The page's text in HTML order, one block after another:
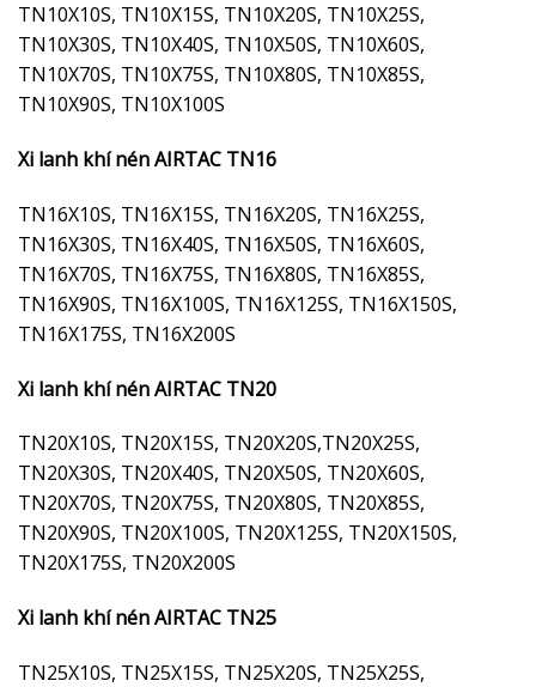
TN10X10S, TN10X15S, TN10X20S, TN10X25S,
TN10X30S, TN10X40S, TN10X50S, TN10X60S,
TN10X70S, TN10X75S, TN10X80S, TN10X85S,
TN10X90S, TN10X100S
Xi lanh khí nén AIRTAC TN16
TN16X10S, TN16X15S, TN16X20S, TN16X25S,
TN16X30S, TN16X40S, TN16X50S, TN16X60S,
TN16X70S, TN16X75S, TN16X80S, TN16X85S,
TN16X90S, TN16X100S, TN16X125S, TN16X150S,
TN16X175S, TN16X200S
Xi lanh khí nén AIRTAC TN20
TN20X10S, TN20X15S, TN20X20S,TN20X25S,
TN20X30S, TN20X40S, TN20X50S, TN20X60S,
TN20X70S, TN20X75S, TN20X80S, TN20X85S,
TN20X90S, TN20X100S, TN20X125S, TN20X150S,
TN20X175S, TN20X200S
Xi lanh khí nén AIRTAC TN25
TN25X10S, TN25X15S, TN25X20S, TN25X25S,